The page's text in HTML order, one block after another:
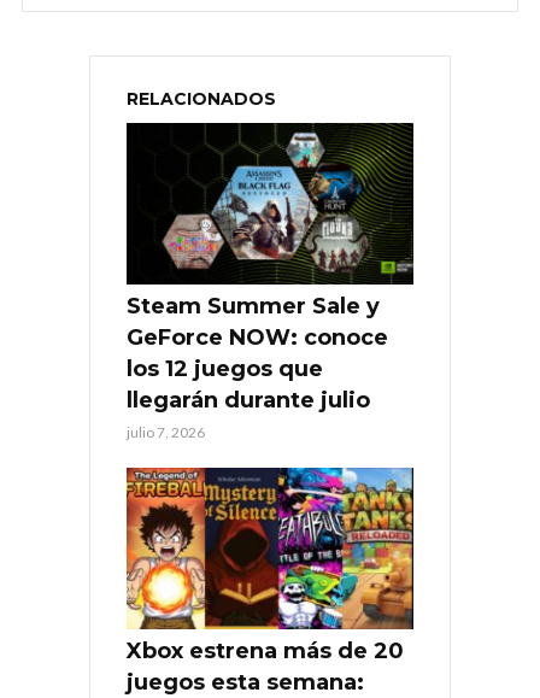
RELACIONADOS
Steam Summer Sale y
GeForce NOW: conoce
los 12 juegos que
llegarán durante julio
julio 7, 2026
Xbox estrena más de 20
juegos esta semana: